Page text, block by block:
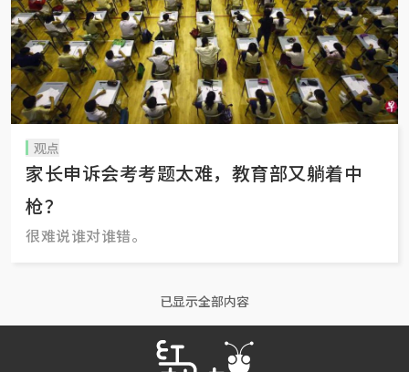
观点
家长申诉会考考题太难，教育部又躺着中
枪？
很难说谁对谁错。
已显示全部内容